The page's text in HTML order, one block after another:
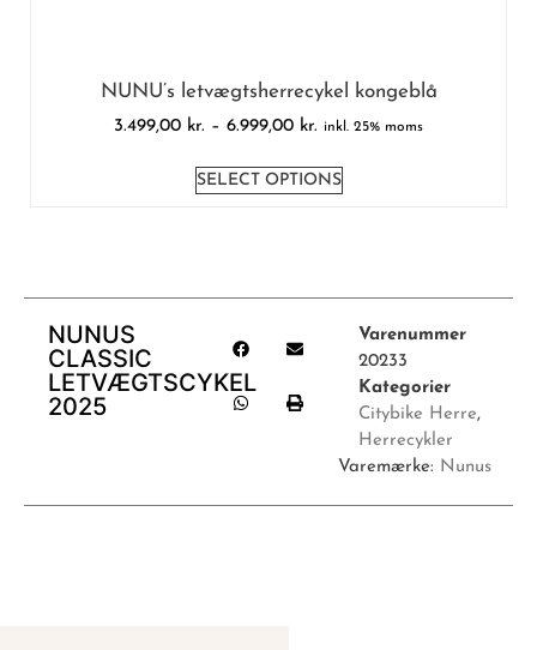
NUNU’s letvægtsherrecykel kongeblå
3.499,00 kr. – 6.999,00 kr. inkl. 25% moms
SELECT OPTIONS
NUNUS
CLASSIC
LETVÆGTSCYKEL
2025
Varenummer
20233
Kategorier
Citybike Herre,
Herrecykler
Varemærke: Nunus